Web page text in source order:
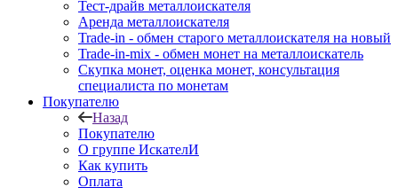
Тест-драйв металлоискателя
Аренда металлоискателя
Trade-in - обмен старого металлоискателя на новый
Trade-in-mix - обмен монет на металлоискатель
Скупка монет, оценка монет, консультация
специалиста по монетам
Покупателю
Назад
Покупателю
О группе ИскателИ
Как купить
Оплата